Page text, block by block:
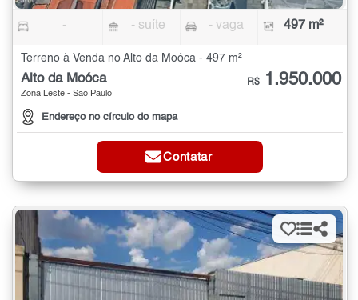
- - suíte - vaga 497 m²
Terreno à Venda no Alto da Moóca - 497 m²
Alto da Moóca
Zona Leste - São Paulo
Endereço no círculo do mapa
R$ 1.950.000
Contatar